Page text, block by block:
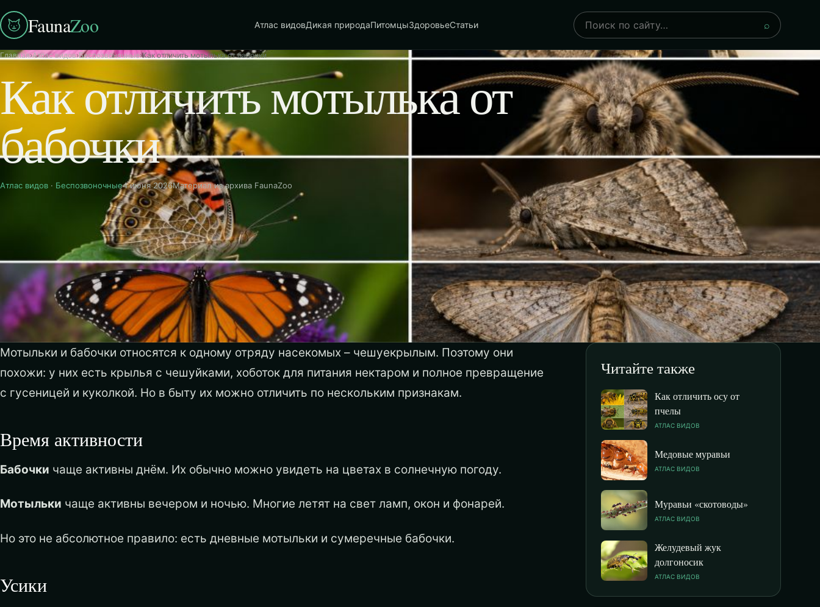
FaunaZoo Атлас видовДикая природаПитомцыЗдоровьеСтатьи
Поиск
⌕
Главная›Атлас видов›Беспозвоночные›Как отличить мотылька от бабочки
Как отличить мотылька от
бабочки
Атлас видов · Беспозвоночные4 июня 2026Материал из архива FaunaZoo
Мотыльки и бабочки относятся к одному отряду насекомых – чешуекрылым. Поэтому они
похожи: у них есть крылья с чешуйками, хоботок для питания нектаром и полное превращение
с гусеницей и куколкой. Но в быту их можно отличить по нескольким признакам.
Время активности
Бабочки чаще активны днём. Их обычно можно увидеть на цветах в солнечную погоду.
Мотыльки чаще активны вечером и ночью. Многие летят на свет ламп, окон и фонарей.
Но это не абсолютное правило: есть дневные мотыльки и сумеречные бабочки.
Усики
Читайте также
Как отличить осу от
пчелы
АТЛАС ВИДОВ
Медовые муравьи
АТЛАС ВИДОВ
Муравьи «скотоводы»
АТЛАС ВИДОВ
Желудевый жук
долгоносик
АТЛАС ВИДОВ